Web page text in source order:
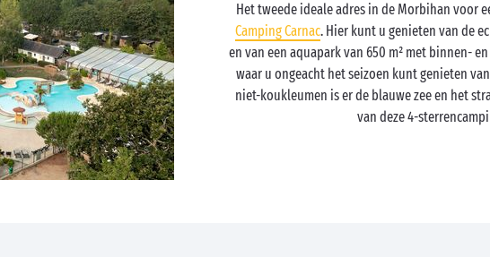
Het tweede ideale adres in de Morbihan voor
Camping Carnac. Hier kunt u genieten van de
en van een aquapark van 650 m² met binnen-
waar u ongeacht het seizoen kunt genieten
niet-koukleumen is er de blauwe zee en het
van deze 4-